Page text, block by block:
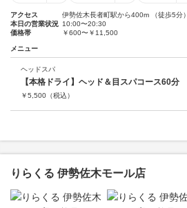
アクセス
伊勢佐木長者町駅から400m （徒歩5分）
本日の営業状況 10:00〜20:30
価格帯
￥600〜￥11,500
メニュー
ヘッドスパ
【本格ドライ】ヘッド＆目スパコース60分
￥5,500 （税込）
りらくる 伊勢佐木モール店